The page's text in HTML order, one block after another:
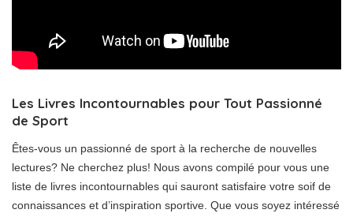
Les Livres Incontournables pour Tout Passionné
de Sport
Êtes-vous un passionné de sport à la recherche de nouvelles
lectures? Ne cherchez plus! Nous avons compilé pour vous une
liste de livres incontournables qui sauront satisfaire votre soif de
connaissances et d’inspiration sportive. Que vous soyez intéressé